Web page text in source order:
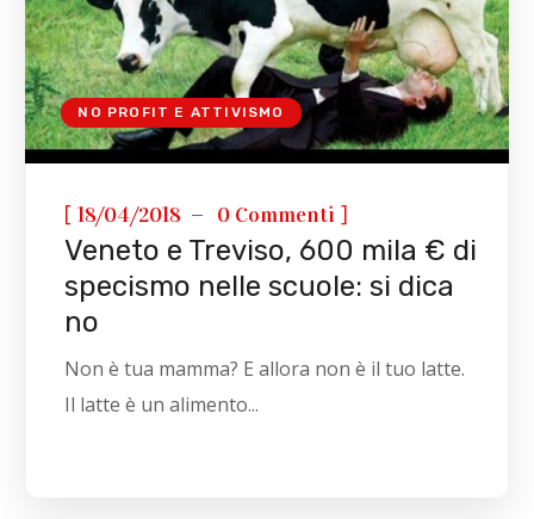
NO PROFIT E ATTIVISMO
[18/04/2018 0 Commenti ]
Veneto e Treviso, 600 mila € di
specismo nelle scuole: si dica
no
Non è tua mamma? E allora non è il tuo latte.
Il latte è un alimento...